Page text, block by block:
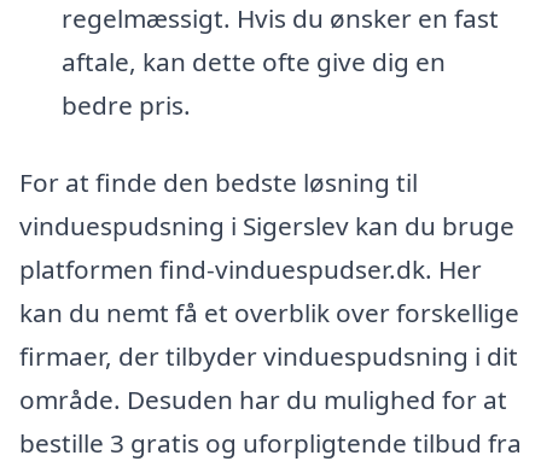
regelmæssigt. Hvis du ønsker en fast
aftale, kan dette ofte give dig en
bedre pris.
For at finde den bedste løsning til
vinduespudsning i Sigerslev kan du bruge
platformen find-vinduespudser.dk. Her
kan du nemt få et overblik over forskellige
firmaer, der tilbyder vinduespudsning i dit
område. Desuden har du mulighed for at
bestille 3 gratis og uforpligtende tilbud fra